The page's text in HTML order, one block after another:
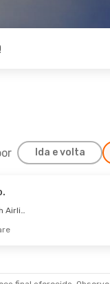
Ida e volta
Klm Royal Dutch Airlines